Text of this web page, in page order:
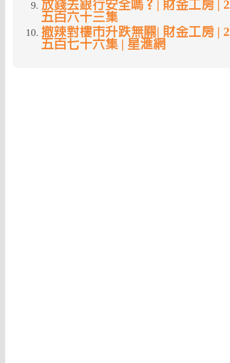
放錢去銀行安全嗎？| 財金工房 |
五百六十三集
撤辣對樓市升跌無關| 財金工房 |
五百七十六集 | 星滙網